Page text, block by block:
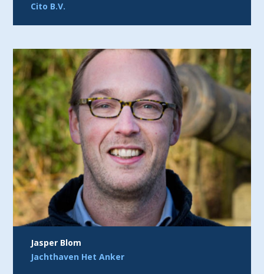
Cito B.V.
Jasper Blom
Jachthaven Het Anker